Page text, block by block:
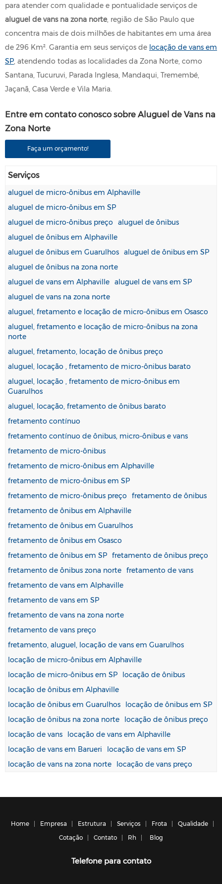
para atender com qualidade e pontualidade serviços de
aluguel de vans na zona norte, região de São Paulo que
concentra mais de dois milhões de habitantes em uma área
de 296 Km². Garantia em seus serviços de locação de vans em
SP , atendendo todas as localidades da Zona Norte, como
Santana, Tucuruvi, Parada Inglesa, Mandaqui, Tremembé,
Jaçanã, Casa Verde e Vila Maria.
Entre em contato conosco sobre Aluguel de Vans na
Zona Norte
Faça um orçamento!
Serviços
aluguel de micro-ônibus em Alphaville
aluguel de micro-ônibus em SP
aluguel de micro-ônibus preço
aluguel de ônibus
aluguel de ônibus em Alphaville
aluguel de ônibus em Guarulhos aluguel de ônibus em SP
aluguel de ônibus na zona norte
aluguel de vans em Alphaville aluguel de vans em SP
aluguel de vans na zona norte
aluguel, fretamento e locação de micro-ônibus em Osasco
aluguel, fretamento e locação de micro-ônibus na zona
norte
aluguel, fretamento, locação de ônibus preço
aluguel, locação , fretamento de micro-ônibus barato
aluguel, locação , fretamento de micro-ônibus em
Guarulhos
aluguel, locação, fretamento de ônibus barato
fretamento contínuo
fretamento contínuo de ônibus, micro-ônibus e vans
fretamento de micro-ônibus
fretamento de micro-ônibus em Alphaville
fretamento de micro-ônibus em SP
fretamento de micro-ônibus preço
fretamento de ônibus
fretamento de ônibus em Alphaville
fretamento de ônibus em Guarulhos
fretamento de ônibus em Osasco
fretamento de ônibus em SP fretamento de ônibus preço
fretamento de ônibus zona norte fretamento de vans
fretamento de vans em Alphaville
fretamento de vans em SP
fretamento de vans na zona norte
fretamento de vans preço
fretamento, aluguel, locação de vans em Guarulhos
locação de micro-ônibus em Alphaville
locação de micro-ônibus em SP
locação de ônibus
locação de ônibus em Alphaville
locação de ônibus em Guarulhos
locação de ônibus em SP
locação de ônibus na zona norte
locação de ônibus preço
locação de vans
locação de vans em Alphaville
locação de vans em Barueri
locação de vans em SP
locação de vans na zona norte
locação de vans preço
Home Empresa Estrutura Serviços Frota
Qualidade
Cotação
Contato Rh Blog
Telefone para contato